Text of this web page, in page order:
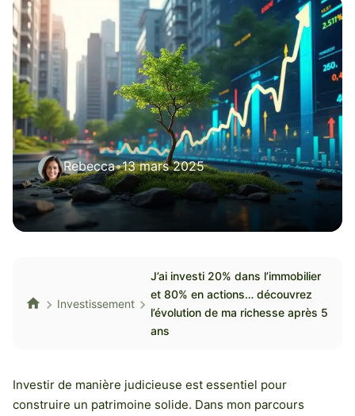
Rebecca•13 mars 2025
Investissement
J’ai investi 20% dans l’immobilier
et 80% en actions… découvrez
l’évolution de ma richesse après 5
ans
Investir de manière judicieuse est essentiel pour
construire un patrimoine solide. Dans mon parcours